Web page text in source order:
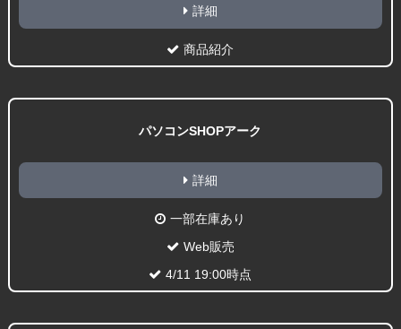
詳細
商品紹介
パソコンSHOPアーク
詳細
一部在庫あり
Web販売
4/11 19:00時点